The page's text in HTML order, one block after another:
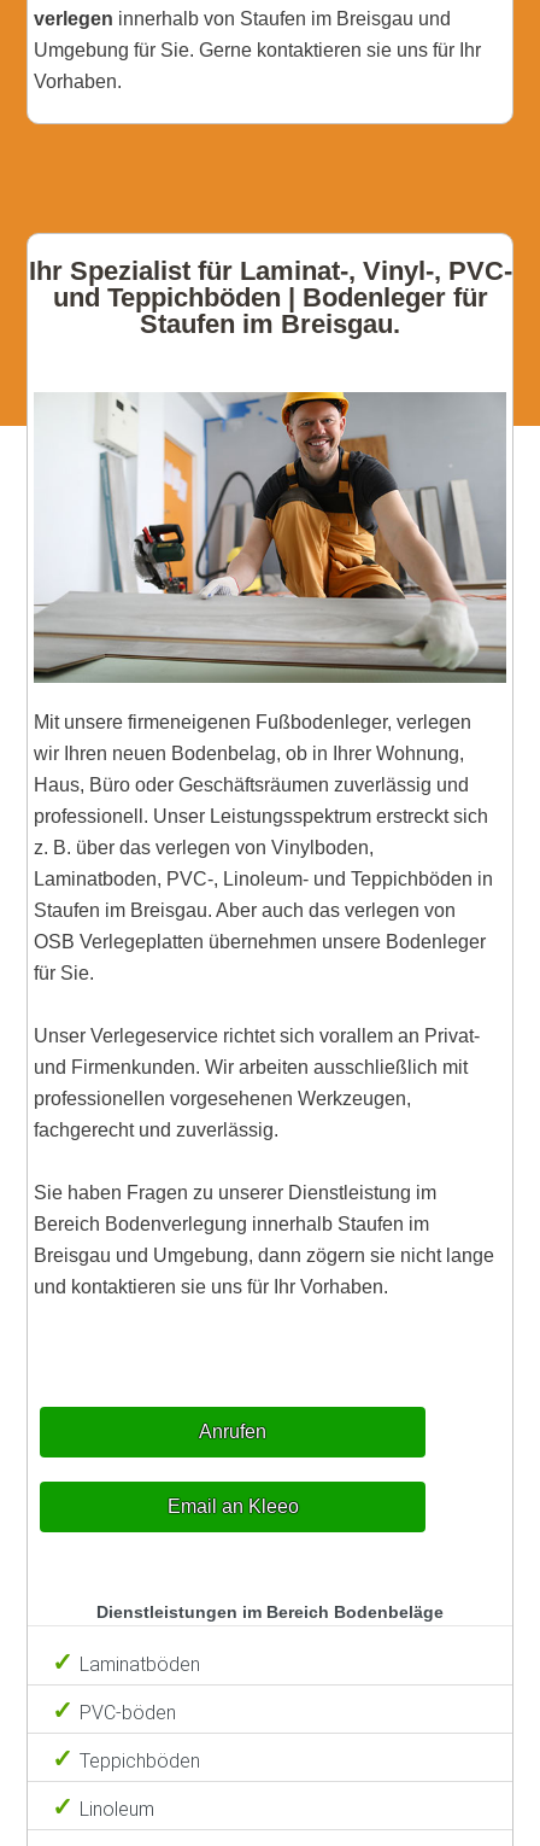
verlegen innerhalb von Staufen im Breisgau und
Umgebung für Sie. Gerne kontaktieren sie uns für Ihr
Vorhaben.
Ihr Spezialist für Laminat-, Vinyl-, PVC-
und Teppichböden | Bodenleger für
Staufen im Breisgau.
Mit unsere firmeneigenen Fußbodenleger, verlegen
wir Ihren neuen Bodenbelag, ob in Ihrer Wohnung,
Haus, Büro oder Geschäftsräumen zuverlässig und
professionell. Unser Leistungsspektrum erstreckt sich
z. B. über das verlegen von Vinylboden,
Laminatboden, PVC-, Linoleum- und Teppichböden in
Staufen im Breisgau. Aber auch das verlegen von
OSB Verlegeplatten übernehmen unsere Bodenleger
für Sie.
Unser Verlegeservice richtet sich vorallem an Privat-
und Firmenkunden. Wir arbeiten ausschließlich mit
professionellen vorgesehenen Werkzeugen,
fachgerecht und zuverlässig.
Sie haben Fragen zu unserer Dienstleistung im
Bereich Bodenverlegung innerhalb Staufen im
Breisgau und Umgebung, dann zögern sie nicht lange
und kontaktieren sie uns für Ihr Vorhaben.
Anrufen
Email an Kleeo
Dienstleistungen im Bereich Bodenbeläge
Laminatböden
PVC-böden
Teppichböden
Linoleum